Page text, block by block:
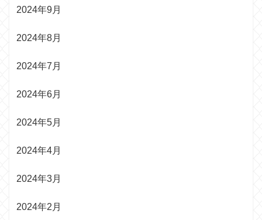
2024年9月
2024年8月
2024年7月
2024年6月
2024年5月
2024年4月
2024年3月
2024年2月